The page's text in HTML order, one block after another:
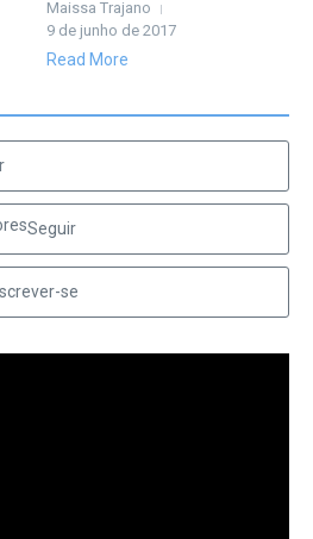
Maissa Trajano
9 de junho de 2017
Read More
Seguir
se